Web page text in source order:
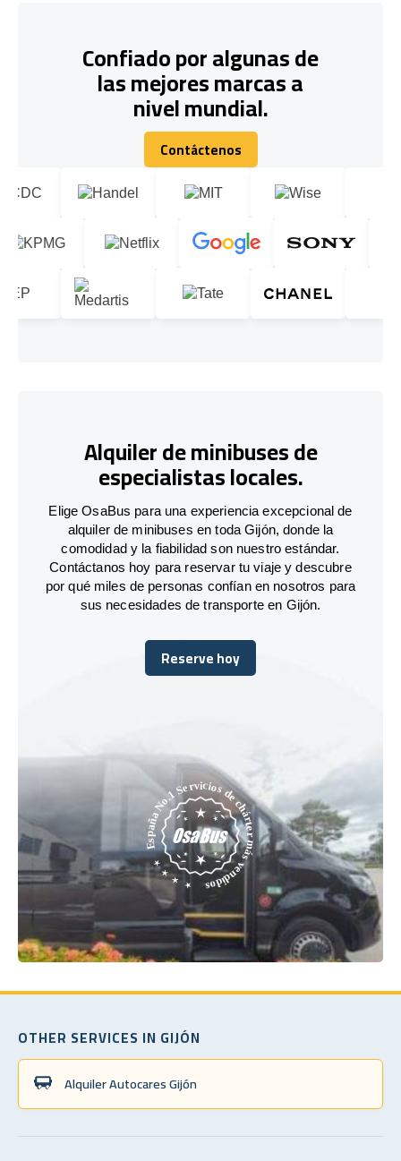
Confiado por algunas de
las mejores marcas a
nivel mundial.
Contáctenos
Contáctenos
Alquiler de minibuses de
especialistas locales.
Elige OsaBus para una experiencia excepcional de
alquiler de minibuses en toda Gijón, donde la
comodidad y la fiabilidad son nuestro estándar.
Contáctanos hoy para reservar tu viaje y descubre
por qué miles de personas confían en nosotros para
sus necesidades de transporte en Gijón.
Reserve hoy
Reserve hoy
OTHER SERVICES IN GIJÓN
Alquiler Autocares Gijón